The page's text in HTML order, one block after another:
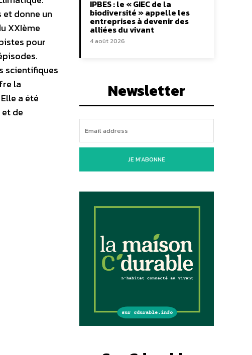
donne un
XXIème
pour
scientifiques
la
a été
et de
IPBES : le « GIEC de la
biodiversité » appelle les
entreprises à devenir des
alliées du vivant
4 août 2026
Newsletter
JE M'ABONNE